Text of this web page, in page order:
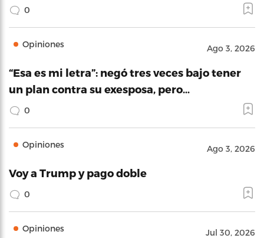
0
Opiniones Ago 3, 2026
“Esa es mi letra”: negó tres veces bajo tener
un plan contra su exesposa, pero…
0
Opiniones Ago 3, 2026
Voy a Trump y pago doble
0
Opiniones Jul 30, 2026